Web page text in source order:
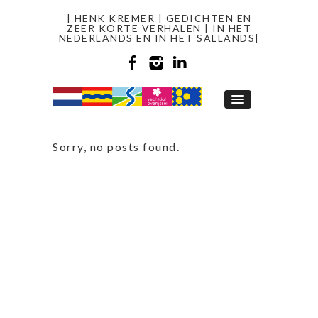
| HENK KREMER | GEDICHTEN EN
ZEER KORTE VERHALEN | IN HET
NEDERLANDS EN IN HET SALLANDS|
Sorry, no posts found.